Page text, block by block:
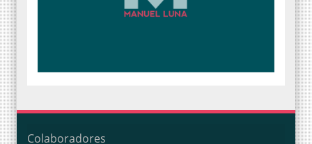
Colaboradores